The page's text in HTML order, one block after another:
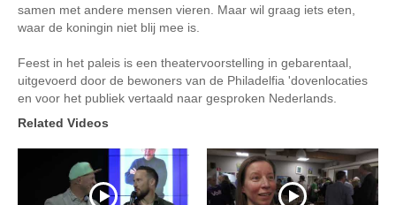
samen met andere mensen vieren. Maar wil graag iets eten,
waar de koningin niet blij mee is.
Feest in het paleis is een theatervoorstelling in gebarentaal,
uitgevoerd door de bewoners van de Philadelfia 'dovenlocaties
en voor het publiek vertaald naar gesproken Nederlands.
Related Videos